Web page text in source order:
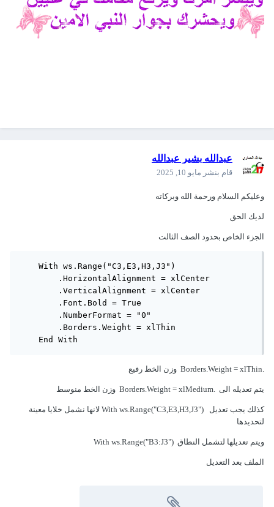
عبدالله بشير عبدالله
قام بنشر مايو 10, 2025
وعليكم السلام ورحمة الله وبركاته
لديك الحق
الجزء الخاص بحدود الصف الثالت
    With ws.Range("C3,E3,H3,J3")
        .HorizontalAlignment = xlCenter
        .VerticalAlignment = xlCenter
        .Font.Bold = True
        .NumberFormat = "0"
        .Borders.Weight = xlThin
    End With
يتم تعديله الى .Borders.Weight = xlMedium وزن الخط منوسط
كذلك يجب تعديل With ws.Range("C3,E3,H3,J3") لانها نشمل خلايا معينة
لتحديدها
ويتم تعديلها لتشمل النطاق With ws.Range("B3:J3")
الملف بعد التعديل